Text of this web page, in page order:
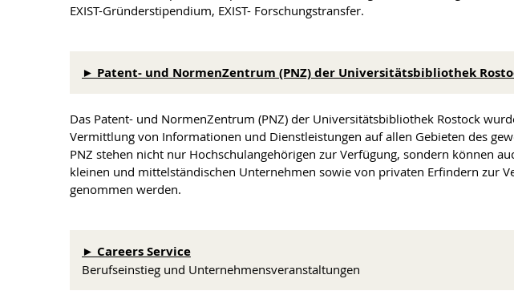
EXIST-Gründerstipendium, EXIST- Forschungstransfer.
► Patent- und NormenZentrum (PNZ) der Universitätsbibliothek
Das Patent- und NormenZentrum (PNZ) der Universitätsbibliothek Rostock
Vermittlung von Informationen und Dienstleistungen auf allen Gebieten des
PNZ stehen nicht nur Hochschulangehörigen zur Verfügung, sondern können
kleinen und mittelständischen Unternehmen sowie von privaten Erfindern zur
genommen werden.
► Careers Service
Berufseinstieg und Unternehmensveranstaltungen